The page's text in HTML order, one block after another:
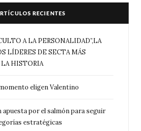
RECIENTES
A LA PERSONALIDAD”,LA
LÍDERES DE SECTA MÁS
HISTORIA
eligen Valentino
apuesta por el salmón para seguir
estratégicas